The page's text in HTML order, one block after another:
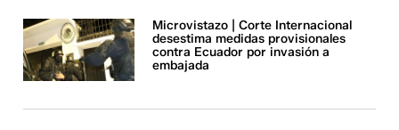
Microvistazo | Corte Internacional
desestima medidas provisionales
contra Ecuador por invasión a
embajada